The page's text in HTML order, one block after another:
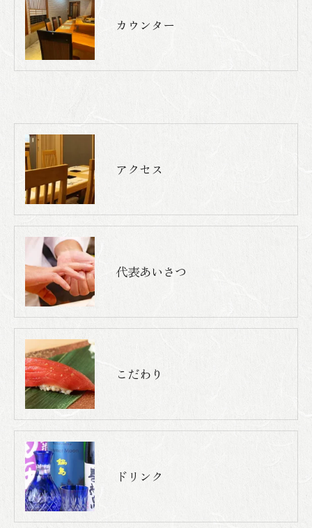
カウンター
アクセス
代表あいさつ
こだわり
ドリンク